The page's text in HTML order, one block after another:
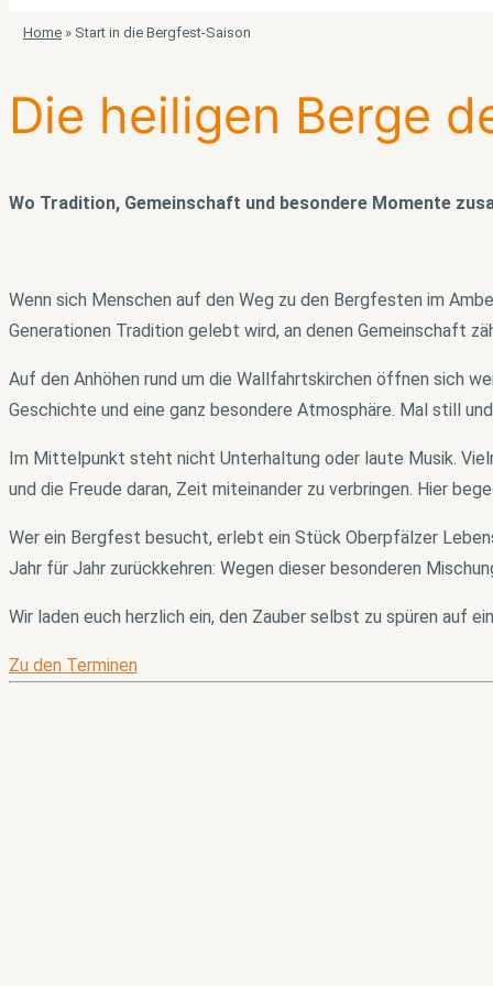
Home » Start in die Bergfest-Saison
Die heiligen Berge
Wo Tradition, Gemeinschaft und besondere Momente
Wenn sich Menschen auf den Weg zu den Bergfesten im
Generationen Tradition gelebt wird, an denen Gemeinschaft
Auf den Anhöhen rund um die Wallfahrtskirchen öffnen sich
Geschichte und eine ganz besondere Atmosphäre. Mal still
Im Mittelpunkt steht nicht Unterhaltung oder laute Musik.
und die Freude daran, Zeit miteinander zu verbringen. Hier
Wer ein Bergfest besucht, erlebt ein Stück Oberpfälzer
Jahr für Jahr zurückkehren: Wegen dieser besonderen
Wir laden euch herzlich ein, den Zauber selbst zu spüren auf
Zu den Terminen